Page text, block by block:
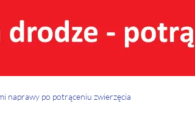
naprawy po potrąceniu zwierzęcia